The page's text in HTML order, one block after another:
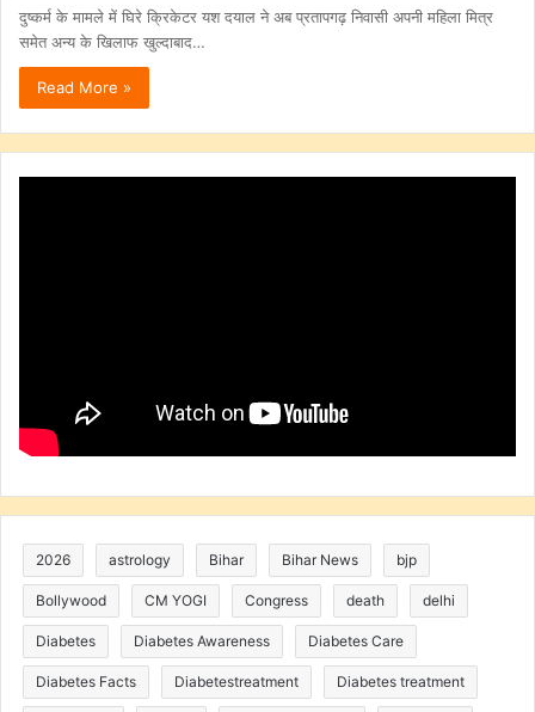
दुष्कर्म के मामले में घिरे क्रिकेटर यश दयाल ने अब प्रतापगढ़ निवासी अपनी महिला मित्र
समेत अन्य के खिलाफ खुल्दाबाद…
Read More »
2026 astrology Bihar Bihar News bjp
Bollywood CM YOGI Congress death delhi
Diabetes Diabetes Awareness Diabetes Care
Diabetes Facts Diabetestreatment Diabetes treatment